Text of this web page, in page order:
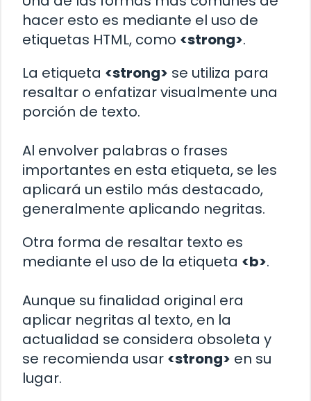
hacer esto es mediante el uso de
etiquetas HTML, como <strong>.
La etiqueta <strong> se utiliza para
resaltar o enfatizar visualmente una
porción de texto.
Al envolver palabras o frases
importantes en esta etiqueta, se les
aplicará un estilo más destacado,
generalmente aplicando negritas.
Otra forma de resaltar texto es
mediante el uso de la etiqueta <b>.
Aunque su finalidad original era
aplicar negritas al texto, en la
actualidad se considera obsoleta y
se recomienda usar <strong> en su
lugar.